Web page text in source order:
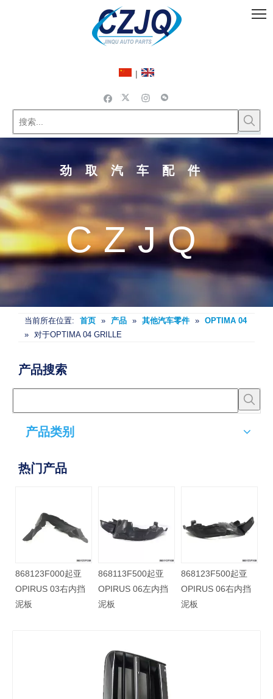
|
劲取汽车配件
CZJQ
当前所在位置: 首页 » 产品 » 其他汽车零件 » OPTIMA 04
»
对于OPTIMA 04 GRILLE
产品搜索
产品类别
热门产品
挡
868123F000起亚
OPIRUS 03右内挡
泥板
868113F500起亚
OPIRUS 06左内挡
泥板
868123F500起亚
OPIRUS 06右内挡
泥板